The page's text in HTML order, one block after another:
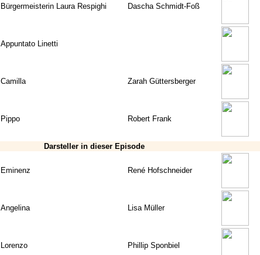
Bürgermeisterin Laura Respighi Dascha Schmidt-Foß
Appuntato Linetti
Camilla Zarah Güttersberger
Pippo Robert Frank
Darsteller in dieser Episode
Eminenz René Hofschneider
Angelina Lisa Müller
Lorenzo Phillip Sponbiel